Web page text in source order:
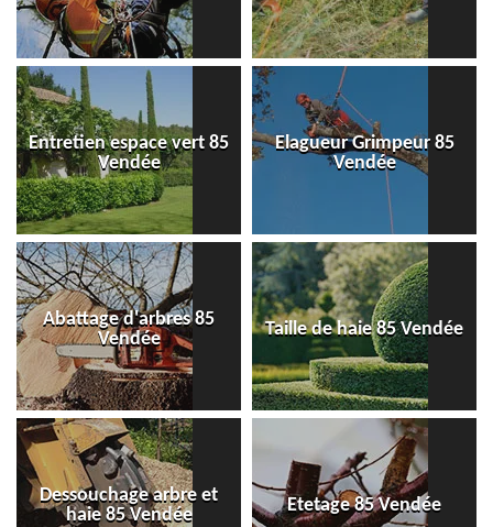
Entretien espace vert 85
Vendée
Elagueur Grimpeur 85
Vendée
Abattage d'arbres 85
Vendée
Taille de haie 85 Vendée
Dessouchage arbre et
haie 85 Vendée
Etetage 85 Vendée